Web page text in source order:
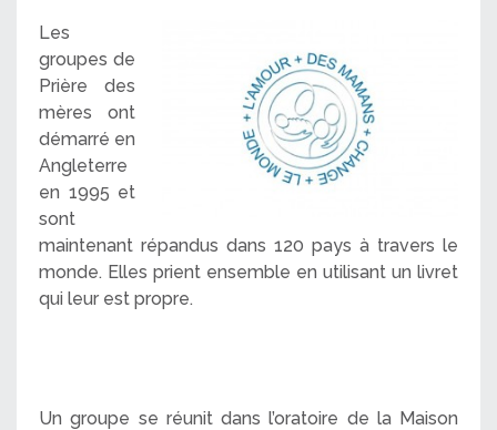
Les
groupes de
Prière des
mères ont
démarré en
Angleterre
en 1995 et
sont
maintenant répandus dans 120 pays à travers le
monde. Elles prient ensemble en utilisant un livret
qui leur est propre.
Un groupe se réunit dans l’oratoire de la Maison